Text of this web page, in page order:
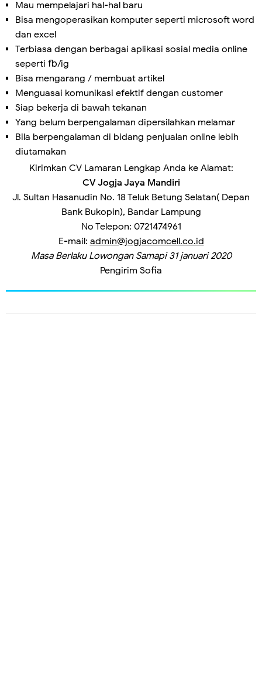
Mau mempelajari hal-hal baru
Bisa mengoperasikan komputer seperti microsoft word
dan excel
Terbiasa dengan berbagai aplikasi sosial media online
seperti fb/ig
Bisa mengarang / membuat artikel
Menguasai komunikasi efektif dengan customer
Siap bekerja di bawah tekanan
Yang belum berpengalaman dipersilahkan melamar
Bila berpengalaman di bidang penjualan online lebih
diutamakan
Kirimkan CV Lamaran Lengkap Anda ke Alamat:
CV Jogja Jaya Mandiri
Jl. Sultan Hasanudin No. 18 Teluk Betung Selatan( Depan
Bank Bukopin), Bandar Lampung
No Telepon: 0721474961
E-mail: admin@jogjacomcell.co.id
Masa Berlaku Lowongan Samapi 31 januari 2020
Pengirim Sofia